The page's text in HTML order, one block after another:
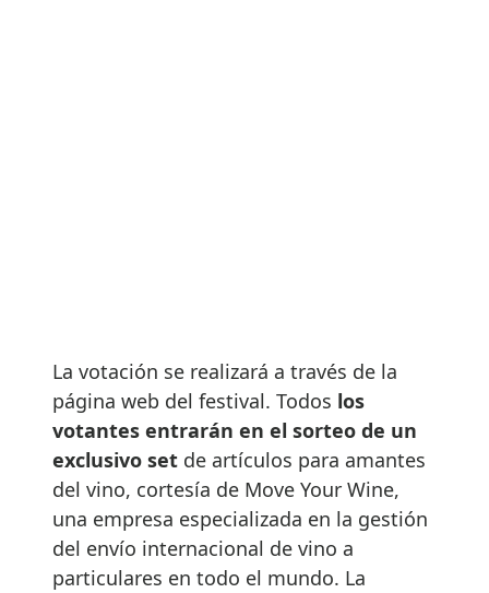
La votación se realizará a través de la
página web del festival. Todos los
votantes entrarán en el sorteo de un
exclusivo set de artículos para amantes
del vino, cortesía de Move Your Wine,
una empresa especializada en la gestión
del envío internacional de vino a
particulares en todo el mundo. La